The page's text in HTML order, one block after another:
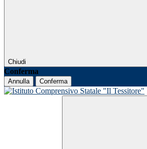
Chiudi
Conferma
Annulla Conferma